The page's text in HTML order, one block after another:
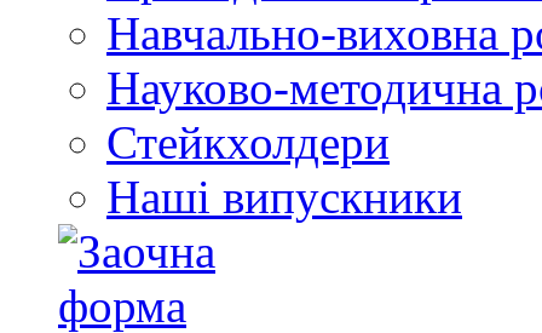
Навчально-виховна
Науково-методична
Стейкхолдери
Наші випускники